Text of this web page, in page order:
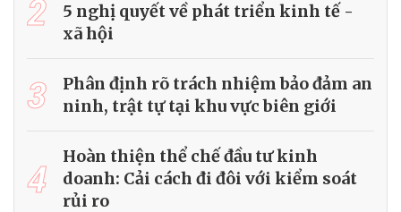
2
5 nghị quyết về phát triển kinh tế -
xã hội
3
Phân định rõ trách nhiệm bảo đảm an
ninh, trật tự tại khu vực biên giới
4
Hoàn thiện thể chế đầu tư kinh
doanh: Cải cách đi đôi với kiểm soát
rủi ro